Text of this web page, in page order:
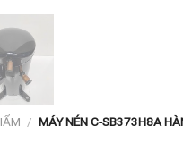
/ MÁY NÉN C-SB373H8A